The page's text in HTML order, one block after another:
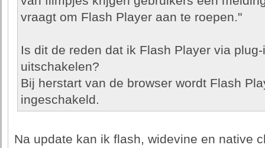
vraagt om Flash Player aan te roepen."
Is dit de reden dat ik Flash Player via
uitschakelen?
Bij herstart van de browser wordt Flash
ingeschakeld.
Na update kan ik flash, widevine en native